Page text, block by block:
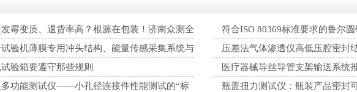
霉变质、退货率高？根源在包装！济南众测全
符合ISO 80369标准要求的鲁尔
验机薄膜专用冲头结构、能量传感采集系统与
击韧性检测技术解析
压差法气体渗透仪高低压腔密封
与包装阻隔性能测试技术说明
验箱要遵守那些规则
医疗器械导丝导管支架输送系统
多功能测试仪——小孔径连接件性能测试的“标
瓶盖扭力测试仪：瓶装产品密封